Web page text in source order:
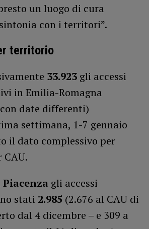
un luogo di cura
con i territori”.
territorio
33.923 gli accessi
in Emilia-Romagna
date differenti)
settimana, 1-7 gennaio
il dato complessivo per
CAU.
Piacenza gli accessi
stati 2.985 (2.676 al CAU di
dal 4 dicembre – e 309 a